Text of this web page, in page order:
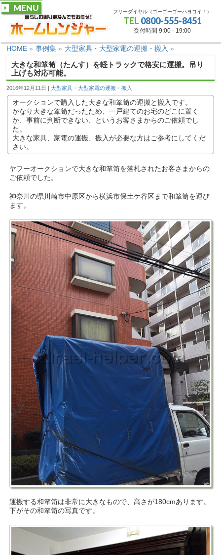
フリーダイヤル（ゴーゴーゴーハヨコイ！）
TEL 0800-555-8451
受付時間 9:00 - 19:00
MENU
HOME » 事例集 » 大型家具・大型家電の運搬・搬入 »
大きな和箪笥（たんす）を軽トラックで格安に運搬。吊り
上げも対応可能。
2016年12月11日 大型家具・大型家電の運搬・搬入
オークションで購入した大きな和箪笥の運搬と搬入です。
かなり大きな箪笥だったため、一戸建てのお宅のどこに置く
か、事前に判断できない、というお客さまからのご依頼でし
た。
大きな家具、家電の運搬、搬入が必要な方はご参考にしてくだ
さい。
ヤフーオークションで大きな和箪笥を落札されたお客さまからの
ご依頼でした。
神奈川の県川崎市中原区から横浜市保土ケ谷区まで和箪笥を運び
ます。
運搬する和箪笥は非常に大きなもので、高さが180cmあります。
下がその和箪笥の写真です。